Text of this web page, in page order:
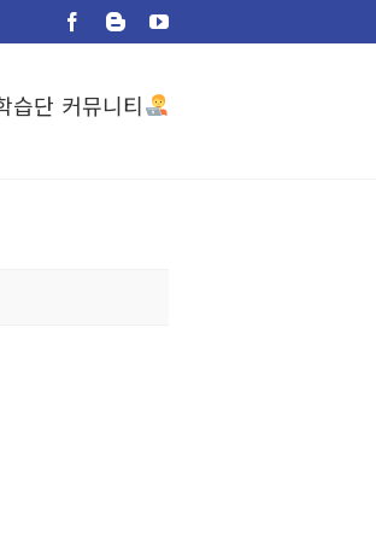
Facebook
BloggerYouTube
습단 커뮤니티